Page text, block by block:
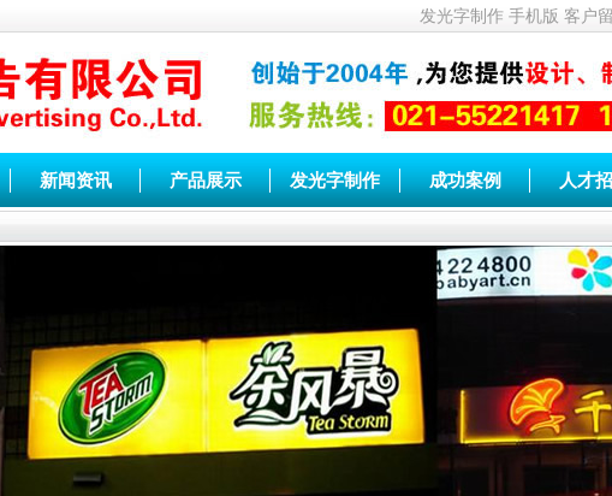
发光字制作 手机版 客户
新闻资讯 产品展示 发光字制作 成功案例 人才